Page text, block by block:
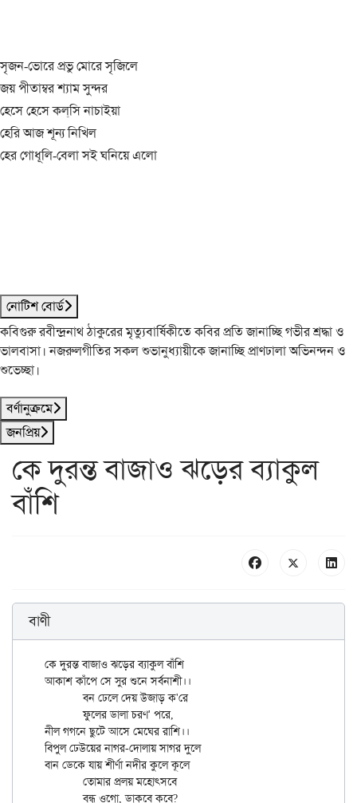
সৃজন-ভোরে প্রভু মোরে সৃজিলে
জয় পীতাম্বর শ্যাম সুন্দর
হেসে হেসে কল্‌সি নাচাইয়া
হেরি আজ শূন্য নিখিল
হের গোধূলি-বেলা সই ঘনিয়ে এলো
নোটিশ বোর্ড
কবিগুরু রবীন্দ্রনাথ ঠাকুরের মৃত্যুবার্ষিকীতে কবির প্রতি জানাচ্ছি গভীর শ্রদ্ধা ও
ভালবাসা। নজরুলগীতির সকল শুভানুধ্যায়ীকে জানাচ্ছি প্রাণঢালা অভিনন্দন ও
শুভেচ্ছা।
বর্ণানুক্রমে
জনপ্রিয়
কে দুরন্ত বাজাও ঝড়ের ব্যাকুল
বাঁশি
বাণী
কে দুরন্ত বাজাও ঝড়ের ব্যাকুল বাঁশি
আকাশ কাঁপে সে সুর শুনে সর্বনাশী।।
	বন ঢেলে দেয় উজাড় ক'রে
	ফুলের ডালা চরণ' পরে,
নীল গগনে ছুটে আসে মেঘের রাশি।।
বিপুল ঢেউয়ের নাগর-দোলায় সাগর দুলে
বান ডেকে যায় শীর্ণা নদীর কুলে কূলে
	বন্ধু ওগো, ডাকবে কবে?